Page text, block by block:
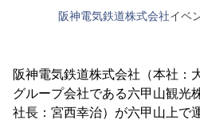
阪神電気鉄道株式会社イベ
阪神電気鉄道株式会社（本社
グループ会社である六甲山観
社長：宮西幸治）が六甲山上で